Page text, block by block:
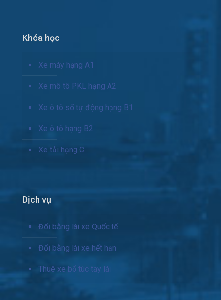
Khóa học
Xe máy hạng A1
Xe mô tô PKL hạng A2
Xe ô tô số tự động hạng B1
Xe ô tô hạng B2
Xe tải hạng C
Dịch vụ
Đổi bằng lái xe Quốc tế
Đổi bằng lái xe hết hạn
Thuê xe bổ túc tay lái